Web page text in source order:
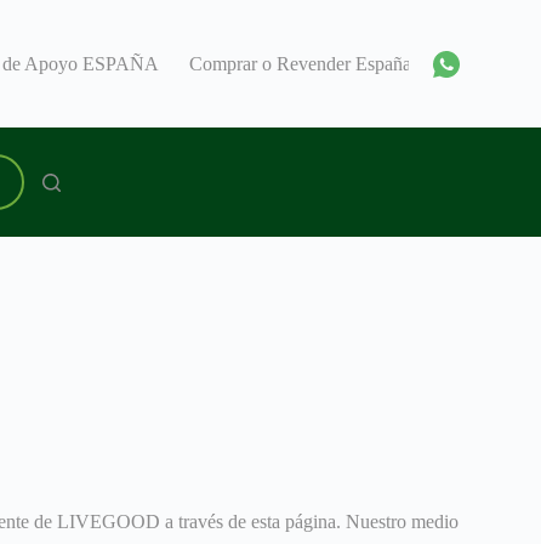
Apoyo ESPAÑA Comprar o Revender España Encuentra
de LIVEGOOD a través de esta página. Nuestro medio